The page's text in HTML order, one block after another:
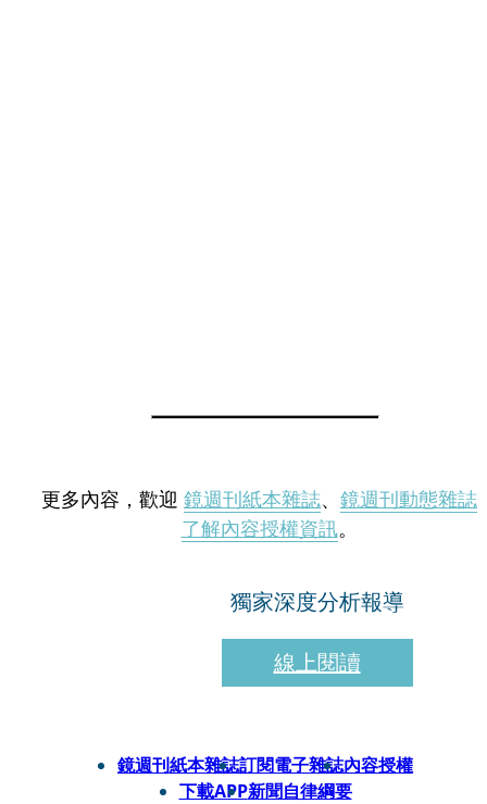
更多內容，歡迎 鏡週刊紙本雜誌、 鏡週刊動態雜誌
了解內容授權資訊。
獨家深度分析報導
線上閱讀
鏡週刊紙本雜誌訂閱電子雜誌內容授權
下載APP新聞自律綱要